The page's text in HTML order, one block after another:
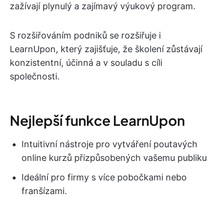
zažívají plynulý a zajímavý výukový program.
S rozšiřováním podniků se rozšiřuje i
LearnUpon, který zajišťuje, že školení zůstávají
konzistentní, účinná a v souladu s cíli
společnosti.
Nejlepší funkce LearnUpon
Intuitivní nástroje pro vytváření poutavých
online kurzů přizpůsobených vašemu publiku
Ideální pro firmy s více pobočkami nebo
franšízami.